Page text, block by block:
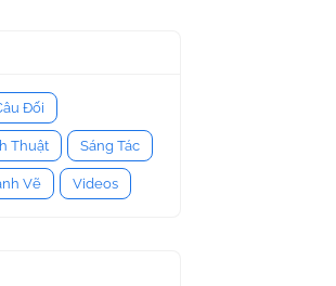
Đối
Thuật Sáng Tác
Vẽ Videos